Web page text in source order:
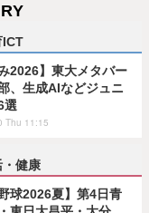
ICT
み2026】東大メタバー
、生成AIなどジュニ
選
Thu 11:15
・健康
野球2026夏】第4日青